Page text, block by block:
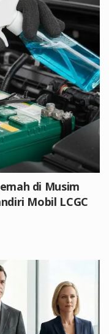
di Musim
Mobil LCGC